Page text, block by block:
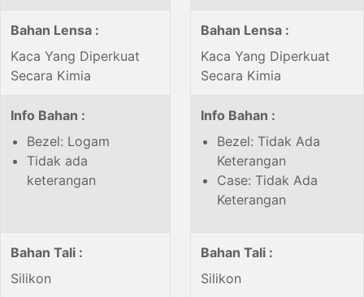
Bahan Lensa :
Kaca Yang Diperkuat
Secara Kimia
Bahan Lensa :
Kaca Yang Diperkuat
Secara Kimia
Info Bahan :
Bezel: Logam
Tidak ada
keterangan
Info Bahan :
Bezel: Tidak Ada
Keterangan
Case: Tidak Ada
Keterangan
Bahan Tali :
Silikon
Bahan Tali :
Silikon